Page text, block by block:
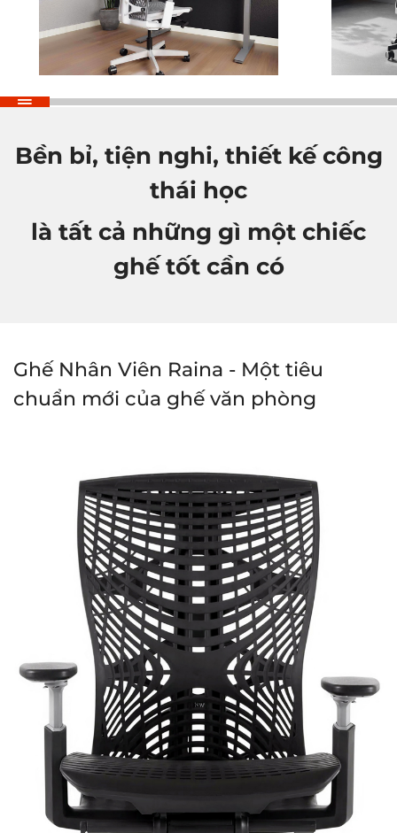
Bền bỉ, tiện nghi, thiết kế công
thái học
là tất cả những gì một chiếc
ghế tốt cần có
Ghế Nhân Viên Raina - Một tiêu
chuẩn mới của ghế văn phòng